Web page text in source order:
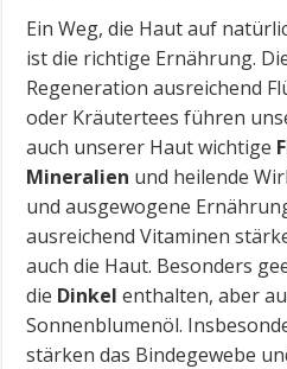
Ein Weg, die Haut auf
ist die richtige Ernährung.
Regeneration ausreichend
oder Kräutertees führen
auch unserer Haut wichtige
Mineralien und heilende
und ausgewogene
ausreichend Vitaminen
auch die Haut. Besonders
die Dinkel enthalten, aber
Sonnenblumenöl.
stärken das Bindegewebe